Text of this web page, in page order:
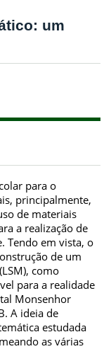
um
para o
principalmente,
de materiais
a realização de
Tendo em vista, o
de um
como
para a realidade
Monsenhor
A ideia de
estudada
as várias